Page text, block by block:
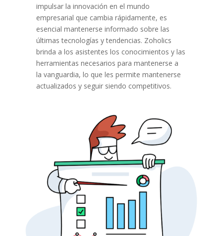
impulsar la innovación en el mundo
empresarial que cambia rápidamente, es
esencial mantenerse informado sobre las
últimas tecnologías y tendencias. Zoholics
brinda a los asistentes los conocimientos y las
herramientas necesarios para mantenerse a
la vanguardia, lo que les permite mantenerse
actualizados y seguir siendo competitivos.